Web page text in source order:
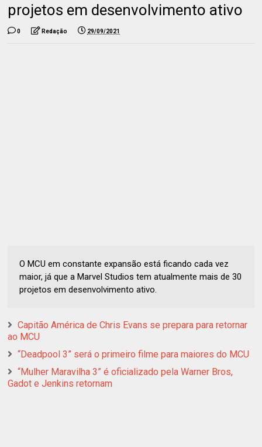
projetos em desenvolvimento ativo
0 Redação 29/09/2021
O MCU em constante expansão está ficando cada vez
maior, já que a Marvel Studios tem atualmente mais de 30
projetos em desenvolvimento ativo.
Capitão América de Chris Evans se prepara para retornar
ao MCU
“Deadpool 3” será o primeiro filme para maiores do MCU
“Mulher Maravilha 3” é oficializado pela Warner Bros,
Gadot e Jenkins retornam